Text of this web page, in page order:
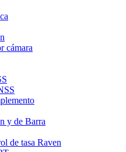
cámara
y de Barra
de tasa Raven